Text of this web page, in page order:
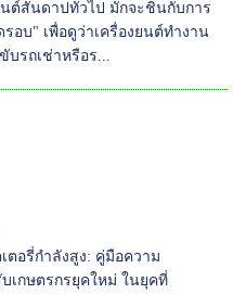
ต์สันดาปทั่วไป มักจะชินกับการ
อบ" เพื่อดูว่าเครื่องยนต์ทำงาน
รถเช่าหรือร...
ตอรี่กำลังสูง: คู่มือความ
เกษตรกรยุคใหม่ ในยุคที่